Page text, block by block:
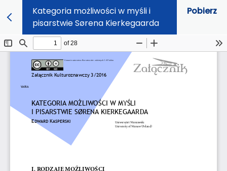
Kategoria możliwości w myśli i
pisarstwie Sørena Kierkegaarda
Pobierz